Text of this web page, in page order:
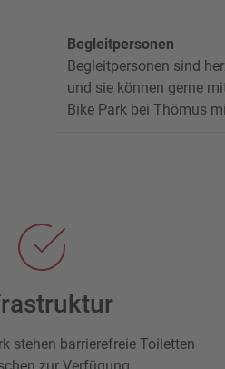
Begleitpersonen
Begleitpersonen sind
und sie können gerne
Bike Park bei Thömus
stehen barrierefreie Toiletten